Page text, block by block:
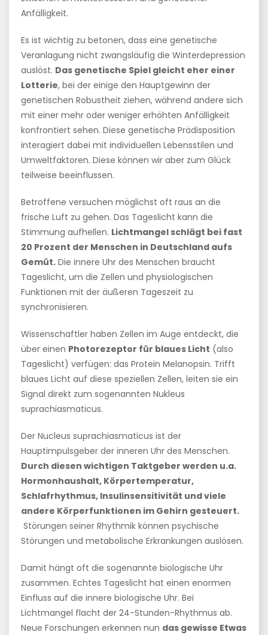
Anfälligkeit.
Es ist wichtig zu betonen, dass eine genetische
Veranlagung nicht zwangsläufig die Winterdepression
auslöst. Das genetische Spiel gleicht eher einer
Lotterie, bei der einige den Hauptgewinn der
genetischen Robustheit ziehen, während andere sich
mit einer mehr oder weniger erhöhten Anfälligkeit
konfrontiert sehen. Diese genetische Prädisposition
interagiert dabei mit individuellen Lebensstilen und
Umweltfaktoren. Diese können wir aber zum Glück
teilweise beeinflussen.
Betroffene versuchen möglichst oft raus an die
frische Luft zu gehen. Das Tageslicht kann die
Stimmung aufhellen. Lichtmangel schlägt bei fast
20 Prozent der Menschen in Deutschland aufs
Gemüt. Die innere Uhr des Menschen braucht
Tageslicht, um die Zellen und physiologischen
Funktionen mit der äußeren Tageszeit zu
synchronisieren.
Wissenschaftler haben Zellen im Auge entdeckt, die
über einen Photorezeptor für blaues Licht (also
Tageslicht) verfügen: das Protein Melanopsin. Trifft
blaues Licht auf diese speziellen Zellen, leiten sie ein
Signal direkt zum sogenannten Nukleus
suprachiasmaticus.
Der Nucleus suprachiasmaticus ist der
Hauptimpulsgeber der inneren Uhr des Menschen.
Durch diesen wichtigen Taktgeber werden u.a.
Hormonhaushalt, Körpertemperatur,
Schlafrhythmus, Insulinsensitivität und viele
andere Körperfunktionen im Gehirn gesteuert.
Störungen seiner Rhythmik können psychische
Störungen und metabolische Erkrankungen auslösen.
Damit hängt oft die sogenannte biologische Uhr
zusammen. Echtes Tageslicht hat einen enormen
Einfluss auf die innere biologische Uhr. Bei
Lichtmangel flacht der 24-Stunden-Rhythmus ab.
Neue Forschungen erkennen nun das gewisse Etwas